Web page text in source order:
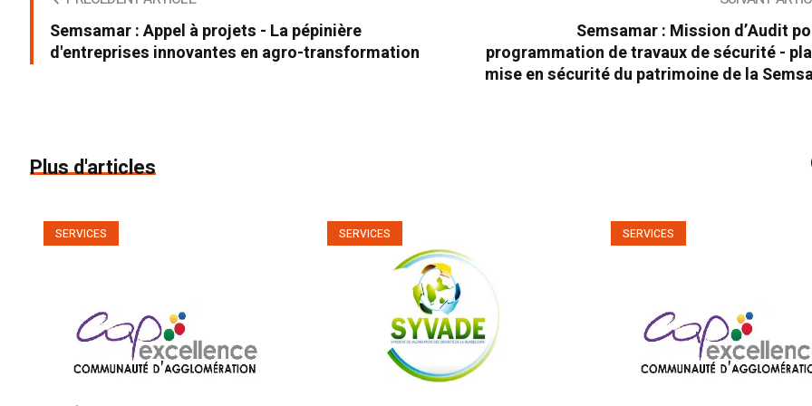
Semsamar : Appel à projets - La pépinière
d'entreprises innovantes en agro-transformation
Semsamar : Mission d’Audit
programmation de travaux de sécurité -
mise en sécurité du patrimoine de la
Plus d'articles
SERVICES SERVICES SERVICES